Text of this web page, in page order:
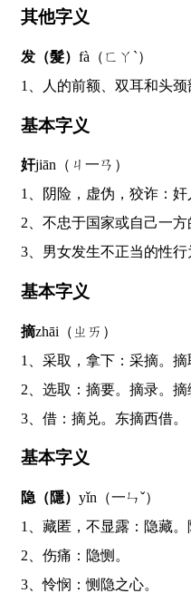
其他字义
发（髮） fà（ㄈㄚˋ）
1、人的前额、双耳和
基本字义
奸jiān（ㄐ一ㄢ）
1、阴险，虚伪，狡诈
2、不忠于国家或自己一
3、男女发生不正当的
基本字义
摘zhāi（ㄓㄞ）
1、采取，拿下：采摘。
2、选取：摘要。摘录
3、借：摘兑。东摘西借。
基本字义
隐（隱） yǐn（一ㄣˇ）
1、藏匿，不显露：隐藏
2、伤痛：隐恻。
3、怜悯：恻隐之心。